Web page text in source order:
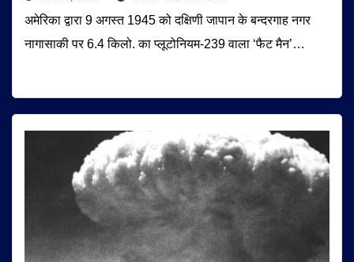
अमेरिका द्वारा 9 अगस्त 1945 को दक्षिणी जापान के बन्दरगाह नगर
नागासाकी पर 6.4 किलो. का प्लूटोनियम-239 वाला ‘फैट मैन’…